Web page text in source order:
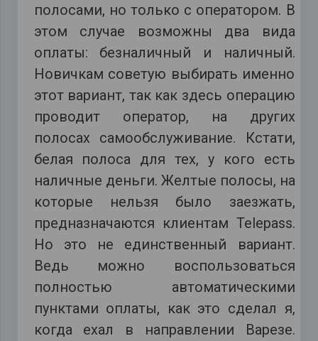
полосами, но только с оператором. В
этом случае возможны два вида
оплаты: безналичный и наличный.
Новичкам советую выбирать именно
этот вариант, так как здесь операцию
проводит оператор, на других
полосах самообслуживание. Кстати,
белая полоса для тех, у кого есть
наличные деньги. Желтые полосы, на
которые нельзя было заезжать,
предназначаются клиентам Telepass.
Но это не единственный вариант.
Ведь можно воспользоваться
полностью автоматическими
пунктами оплаты, как это сделал я,
когда ехал в направлении Варезе.